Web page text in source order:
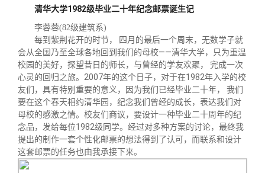
院系校友工作
专业委员会
兴趣群体
西南联大校友会
捐赠新闻
捐赠纪事
捐赠方法
义工计划
《清华校友通讯》
《水木清华》
我要订阅
新媒体平台
百年清华
清华人物
清华故事
青春风采
校友服务
终身学习
信息化服务
校友总会
总会简介
关闭
清华大学1982级毕业二十年纪念邮票诞生记
李蓉蓉(82级建筑系)
每到紫荆花开的时节， 四月的最后一个周末，无数学子就
会从全国乃至全球各地回到我们的母校——清华大学，只为重温
校园的美好，探望昔日的师长，与曾经的学友欢聚， 完成一次
心灵的回归之旅。2007年的这个日子，对于在1982年入学的校
友们，具有特别重要的意义，因为我们已经毕业二十年， 我们
要在这个春天相约清华园，纪念我们曾经的成长，表达我们对
母校的感激之情。校友们商议，要设计一种毕业二十周年的纪
念品，发给每位1982级同学。经过对多种方案的讨论，最终我
提出的制作一套个性化邮票的想法得到了认可，而联系和设计
这套邮票的任务也由我承接下来。